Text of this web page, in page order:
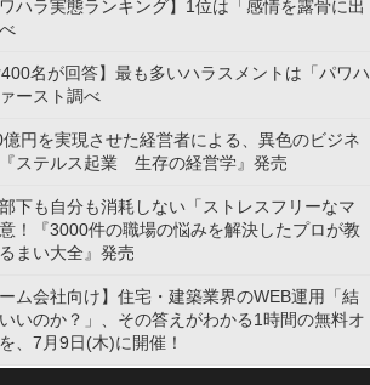
ハラ実態ランキング】1位は「感情を露骨に出
400名が回答】最も多いハラスメントは「パワハ
ースト調べ
円を実現させた経営者による、異色のビジネ
ステルス起業 生存の経営学』発売
下も自分も消耗しない「ストレスフリーなマ
！『3000件の職場の悩みを解決したプロが教
まい大全』発売
ム会社向け】住宅・建築業界のWEB運用「結
いのか？」、その答えがわかる1時間の無料オ
、7月9日(木)に開催！